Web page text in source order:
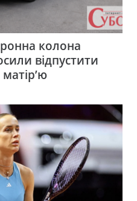
колона
відпустити